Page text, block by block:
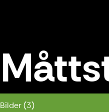
Bilder (3)